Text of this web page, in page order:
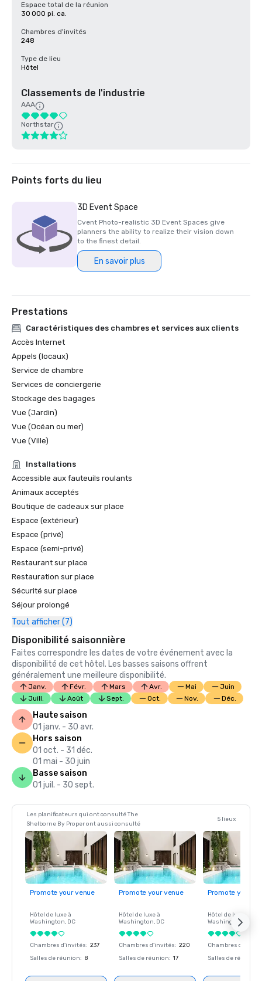
Espace total de la réunion
30 000 pi. ca.
Chambres d'invités
248
Type de lieu
Hôtel
Classements de l'industrie
AAA
Northstar
Points forts du lieu
3D Event Space
Cvent Photo-realistic 3D Event Spaces give
planners the ability to realize their vision down
to the finest detail.
En savoir plus
Prestations
Caractéristiques des chambres et services aux clients
Accès Internet
Appels (locaux)
Service de chambre
Services de conciergerie
Stockage des bagages
Vue (Jardin)
Vue (Océan ou mer)
Vue (Ville)
Installations
Accessible aux fauteuils roulants
Animaux acceptés
Boutique de cadeaux sur place
Espace (extérieur)
Espace (privé)
Espace (semi-privé)
Restaurant sur place
Restauration sur place
Sécurité sur place
Séjour prolongé
Tout afficher (7)
Disponibilité saisonnière
Faites correspondre les dates de votre événement avec la
disponibilité de cet hôtel. Les basses saisons offrent
généralement une meilleure disponibilité.
Janv. Févr. Mars Avr. Mai
Juin
Juill.
Août Sept. Oct. Nov. Déc.
Haute saison
01 janv. - 30 avr.
Hors saison
01 oct. - 31 déc.
01 mai - 30 juin
Basse saison
01 juil. - 30 sept.
Les planificateurs qui ont consulté The
Shelborne By Proper ont aussi consulté
5 lieux
Promote your venue
Hôtel de luxe à
Washington, DC
Chambres d'invités: 237
Salles de réunion: 8
Promote your venue
Hôtel de luxe à
Washington, DC
Chambres d'invités: 220
Salles de réunion: 17
Promote your
Hôtel de luxe à
Washington
Chambres
Salles de réunion